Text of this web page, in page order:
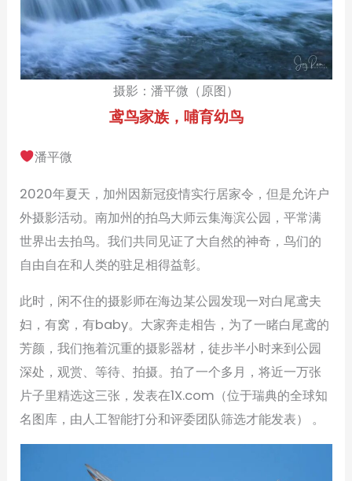
摄影：潘平微（原图）
鸢鸟家族，哺育幼鸟
潘平微
2020年夏天，加州因新冠疫情实行居家令，但是允许户
外摄影活动。南加州的拍鸟大师云集海滨公园，平常满
世界出去拍鸟。我们共同见证了大自然的神奇，鸟们的
自由自在和人类的驻足相得益彰。
此时，闲不住的摄影师在海边某公园发现一对白尾鸢夫
妇，有窝，有baby。大家奔走相告，为了一睹白尾鸢的
芳颜，我们拖着沉重的摄影器材，徒步半小时来到公园
深处，观赏、等待、拍摄。拍了一个多月，将近一万张
片子里精选这三张，发表在1X.com（位于瑞典的全球知
名图库，由人工智能打分和评委团队筛选才能发表） 。